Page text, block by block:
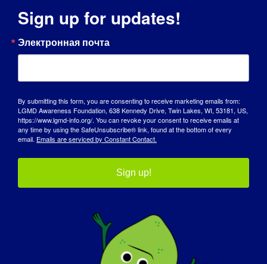
Times за 15 секунд,
КАК БОЛЕЗНЬ ЛГМ ПОВЛИЯЛА НА ТО,
ЧТО ВЫ СТАЛИ ТЕМ ЧЕЛОВЕКОМ,
КОТОРЫМ ЯВЛЯЕТЕСЬ СЕГОДНЯ:
С другой стороны, это сделало меня
возможность показать своим детям, что
важно предпринимать действия, когда
вы расстроены положением вещей. Не
жалуйтесь, а будьте инициатором
подвижности мне пришлось
корректировать свою повседневную
жизнь, и хотя я, конечно, использую
свою жизнь по максимуму и в целом
Sign up for updates!
Электронная почта
By submitting this form, you are consenting to receive marketing emails from:
LGMD Awareness Foundation, 638 Kennedy Drive, Twin Lakes, WI, 53181, US,
https://www.lgmd-info.org/. You can revoke your consent to receive emails at
any time by using the SafeUnsubscribe® link, found at the bottom of every
email. Emails are serviced by Constant Contact.
Sign up!